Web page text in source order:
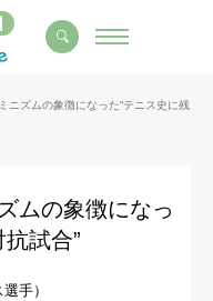
ニズムの象徴になった“テニス史に残
ムの象徴になっ
試合”
手）